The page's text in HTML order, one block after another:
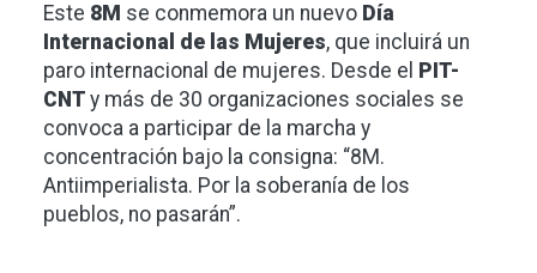
Este 8M se conmemora un nuevo Día
Internacional de las Mujeres, que incluirá un
paro internacional de mujeres. Desde el
PIT-
CNT y más de 30 organizaciones sociales se
convoca a participar de la marcha y
concentración bajo la consigna: “8M.
Antiimperialista. Por la soberanía de los
pueblos, no pasarán”.